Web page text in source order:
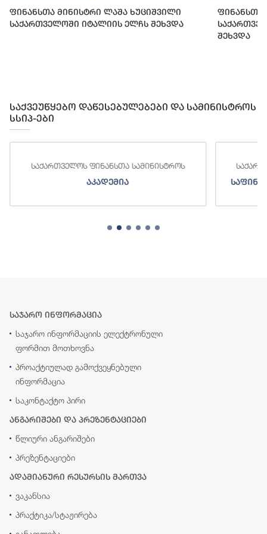
ფინანსთა მინისტრი ლაშა ხუციშვილი
საქართველოში იტალიის ელჩს შეხვდა
ფინანსთა
შეხვდა
საქვეუწყებო დაწესებულებები და სამინისტროს
სსიპ-ები
სამინისტროს
საქართველოს ფინანსთა სამინისტროს
საფინანსო-ანალიტიკური
საჯარო ინფორმაცია
საჯარო ინფორმაციის ელექტრონული
ფორმით მოთხოვნა
პროაქტიულად გამოქვეყნებული
ინფორმაცია
საკონტაქტო პირი
ანგარიშები და პრეზენტაციები
წლიური ანგარიშები
პრეზენტაციები
ადამიანური რესურსის მართვა
ვაკანსია
პრაქტიკა/სტაჟირება